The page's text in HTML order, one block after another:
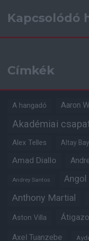
Kapcsolódó
Címkék
A hangadó Aaron
Akadémiai
Alex Telles Altay
Amad Diallo
Andrey Santos
Anthony Martial
Aston Villa
Axel Tuanzebe